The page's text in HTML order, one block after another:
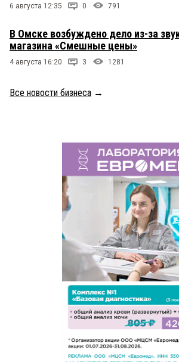
6 августа 12:35 0 791
В Омске возбуждено дело из-за
магазина «Смешные цены»
4 августа 16:20 3 1281
Все новости бизнеса →